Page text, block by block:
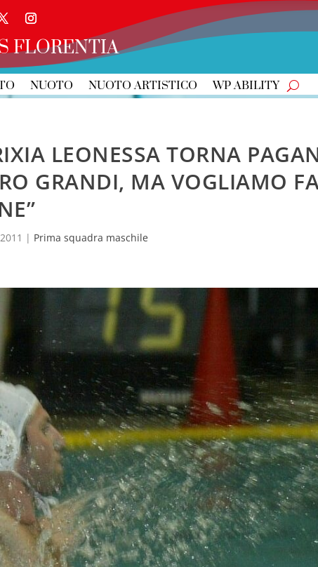
FLORENTIA
NUOTO NUOTO ARTISTICO WP ABILITY
LEONESSA TORNA
GRANDI, MA VOGLIAMO
| Prima squadra maschile